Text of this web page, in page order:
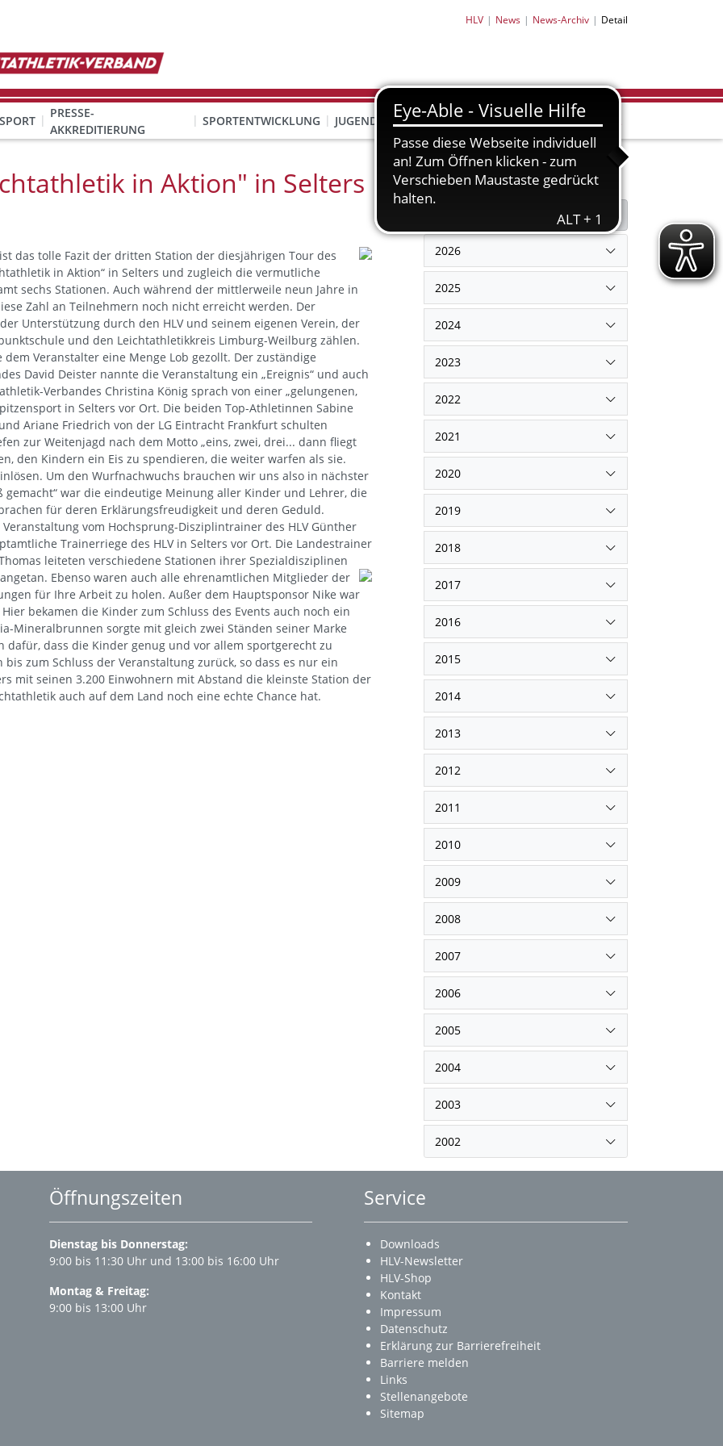
HLV News News-Archiv Detail
PRESSE-
AKKREDITIERUNG
SPORTENTWICKLUNG JUGEND BILDUNG
HLV-
PARTNER
HLV-
SHOP
in Aktion" in Selters
das tolle Fazit der dritten Station der diesjährigen Tour des
in Aktion“ in Selters und zugleich die vermutliche
sechs Stationen. Auch während der mittlerweile neun Jahre in
Zahl an Teilnehmern noch nicht erreicht werden. Der
Unterstützung durch den HLV und seinem eigenen Verein, der
und den Leichtathletikkreis Limburg-Weilburg zählen.
Veranstalter eine Menge Lob gezollt. Der zuständige
David Deister nannte die Veranstaltung ein „Ereignis“ und auch
Verbandes Christina König sprach von einer „gelungenen,
in Selters vor Ort. Die beiden Top-Athletinnen Sabine
Ariane Friedrich von der LG Eintracht Frankfurt schulten
zur Weitenjagd nach dem Motto „eins, zwei, drei... dann fliegt
den Kindern ein Eis zu spendieren, die weiter warfen als sie.
Um den Wurfnachwuchs brauchen wir uns also in nächster
gemacht“ war die eindeutige Meinung aller Kinder und Lehrer, die
für deren Erklärungsfreudigkeit und deren Geduld.
vom Hochsprung-Disziplintrainer des HLV Günther
Trainerriege des HLV in Selters vor Ort. Die Landestrainer
leiteten verschiedene Stationen ihrer Spezialdisziplinen
Ebenso waren auch alle ehrenamtlichen Mitglieder der
für Ihre Arbeit zu holen. Außer dem Hauptsponsor Nike war
bekamen die Kinder zum Schluss des Events auch noch ein
Mineralbrunnen sorgte mit gleich zwei Ständen seiner Marke
dafür, dass die Kinder genug und vor allem sportgerecht zu
zum Schluss der Veranstaltung zurück, so dass es nur ein
mit seinen 3.200 Einwohnern mit Abstand die kleinste Station der
auch auf dem Land noch eine echte Chance hat.
Filter
2026
2025
2024
2023
2022
2021
2020
2019
2018
2017
2016
2015
2014
2013
2012
2011
2010
2009
2008
2007
2006
2005
2004
2003
2002
Öffnungszeiten
Dienstag bis Donnerstag:
9:00 bis 11:30 Uhr und 13:00 bis 16:00 Uhr
Montag & Freitag:
9:00 bis 13:00 Uhr
Service
Downloads
HLV-Newsletter
HLV-Shop
Kontakt
Impressum
Datenschutz
Erklärung zur Barrierefreiheit
Barriere melden
Links
Stellenangebote
Sitemap